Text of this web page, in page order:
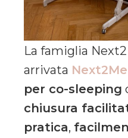
La famiglia
arrivata
per co-sleeping
chiusura
pratica,